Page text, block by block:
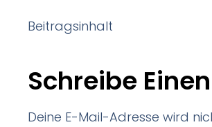
Beitragsinhalt
Schreibe
Deine E-Mail-Adresse wird